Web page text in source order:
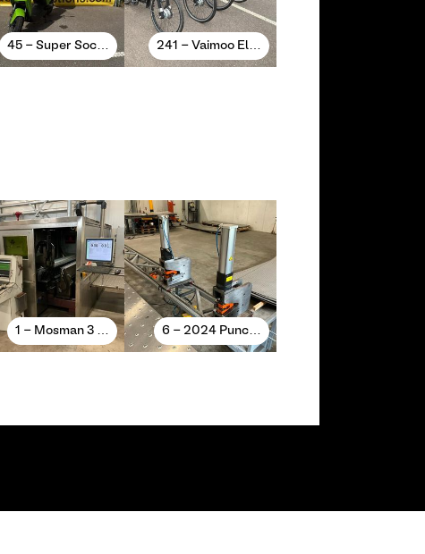
45 - Super Soc… 241 - Vaimoo El…
1 - Mosman 3 … 6 - 2024 Punc…